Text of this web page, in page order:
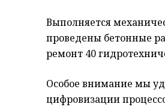
Выполняется
проведены бетонные
ремонт 40
Особое внимание мы
цифровизации